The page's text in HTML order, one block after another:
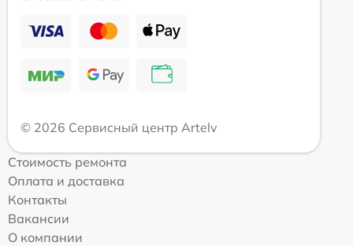
© 2026 Сервисный центр Artelv
Стоимость ремонта
Оплата и доставка
Контакты
Вакансии
О компании